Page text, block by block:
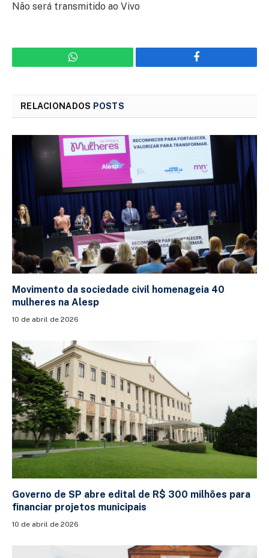
Não será transmitido ao Vivo
WhatsApp Facebook
RELACIONADOS POSTS
Movimento da sociedade civil homenageia 40
mulheres na Alesp
10 de abril de 2026
Governo de SP abre edital de R$ 300 milhões para
financiar projetos municipais
10 de abril de 2026